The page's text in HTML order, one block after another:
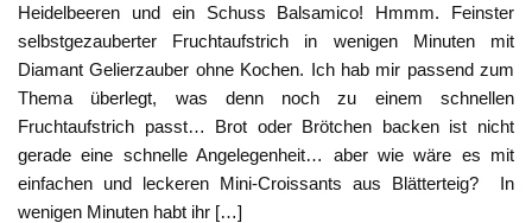
Heidelbeeren und ein Schuss Balsamico! Hmmm. Feinster
selbstgezauberter Fruchtaufstrich in wenigen Minuten mit
Diamant Gelierzauber ohne Kochen. Ich hab mir passend zum
Thema überlegt, was denn noch zu einem schnellen
Fruchtaufstrich passt… Brot oder Brötchen backen ist nicht
gerade eine schnelle Angelegenheit… aber wie wäre es mit
einfachen und leckeren Mini-Croissants aus Blätterteig? In
wenigen Minuten habt ihr […]